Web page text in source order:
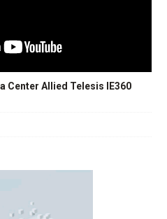
Center Allied Telesis IE360